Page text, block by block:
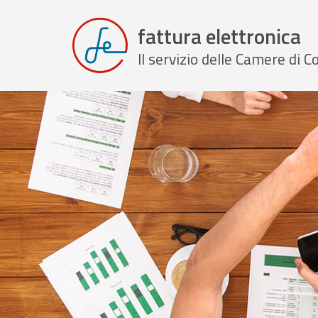
fattura elettronica
Il servizio delle Camere di